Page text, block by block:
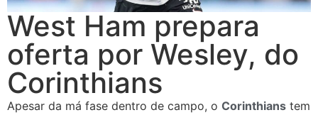
West Ham prepara
oferta por Wesley, do
Corinthians
Apesar da má fase dentro de campo, o Corinthians tem